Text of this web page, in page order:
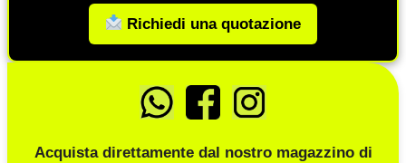
Richiedi una quotazione
Acquista direttamente dal nostro magazzino di